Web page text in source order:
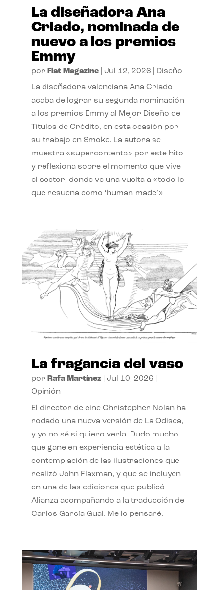
La diseñadora Ana
Criado, nominada de
nuevo a los premios
Emmy
por Flat Magazine| Jul 12, 2026 Diseño
La diseñadora valenciana Ana Criado
acaba de lograr su segunda nominación
a los premios Emmy al Mejor Diseño de
Títulos de Crédito, en esta ocasión por
su trabajo en Smoke. La autora se
muestra «supercontenta» por este hito
y reflexiona sobre el momento que vive
el sector, donde ve una vuelta a «todo lo
que resuena como ‘human-made’»
La fragancia del vaso
por Rafa Martínez| Jul 10, 2026
Opinión
El director de cine Christopher Nolan ha
rodado una nueva versión de La Odisea,
y yo no sé si quiero verla. Dudo mucho
que gane en experiencia estética a la
contemplación de las ilustraciones que
realizó John Flaxman, y que se incluyen
en una de las ediciones que publicó
Alianza acompañando a la traducción de
Carlos García Gual. Me lo pensaré.